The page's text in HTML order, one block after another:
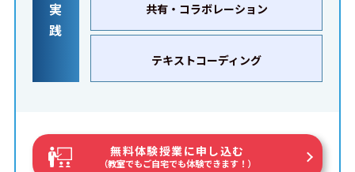
実
践
共有・コラボレーション
テキストコーディング
無料体験授業に申し込む
（教室でもご自宅でも体験できます！）